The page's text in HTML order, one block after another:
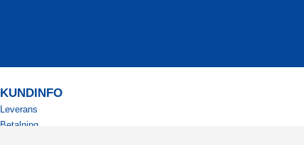
KUNDINFO
Leverans
Betalning